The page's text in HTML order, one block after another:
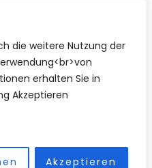
die weitere Nutzung der
erhalten Sie in
Akzeptieren
Akzeptieren